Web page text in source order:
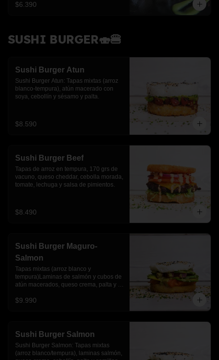
$6.390
SUSHI BURGER🍣🍔
Sushi Burger Atun
Sushi Burger Atun: Tapas mixtas (arroz
blanco-tempura), atún macerado con
soya, cebollín y sésamo y palta.
$8.590
Sushi Burger Beef
Tapas de arroz en tempura, 170 grs de
vacuno, queso cheddar, cebolla morada,
tomate, lechuga y salsa de pimientos.
$8.490
Sushi Burger Maguro-
Salmon
Tapas mixtas (arroz blanco y
tempura)Laminas de salmón y cubos de
atún macerados, queso crema, palta y
$9.990
Sushi Burger Salmon
Sushi Burger Salmon: Tapas mixtas
(arroz blanco/tempura), laminas salmón,